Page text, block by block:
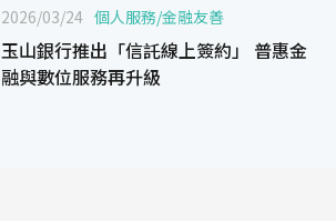
2026/03/24 個人服務/金融友善
玉山銀行推出「信託線上簽約」 普惠金
融與數位服務再升級